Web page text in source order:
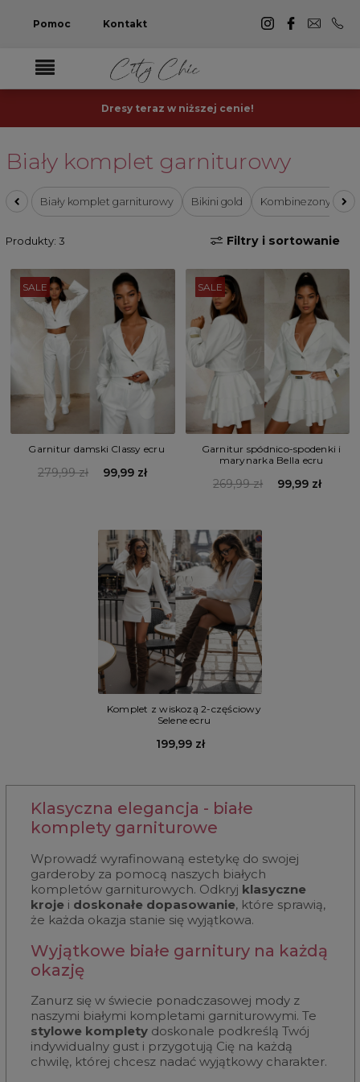
Pomoc Kontakt
Dresy teraz w niższej cenie!
Biały komplet garniturowy
Biały komplet garniturowy Bikini gold Kombinezony
Produkty: 3 Filtry i sortowanie
SALE
Garnitur damski Classy ecru
279,99 zł 99,99 zł
SALE
Garnitur spódnico-spodenki i
marynarka Bella ecru
269,99 zł 99,99 zł
Komplet z wiskozą 2-częściowy
Selene ecru
199,99 zł
Klasyczna elegancja - białe
komplety garniturowe
Wprowadź wyrafinowaną estetykę do swojej
garderoby za pomocą naszych białych
kompletów garniturowych. Odkryj klasyczne
krojei doskonałe dopasowanie, które sprawią,
że każda okazja stanie się wyjątkowa.
Wyjątkowe białe garnitury na każdą
okazję
Zanurz się w świecie ponadczasowej mody z
naszymi białymi kompletami garniturowymi. Te
stylowe kompletydoskonale podkreślą Twój
indywidualny gust i przygotują Cię na każdą
chwilę, której chcesz nadać wyjątkowy charakter.